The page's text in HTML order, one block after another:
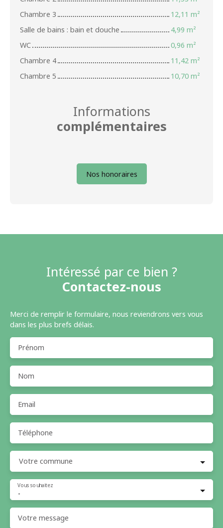
Chambre 3
12,11 m²
Salle de bains : bain et douche
4,99 m²
WC
0,96 m²
Chambre 4
11,42 m²
Chambre 5
10,70 m²
Informations
complémentaires
Nos honoraires
Intéressé par ce bien ?
Contactez-nous
Merci de remplir le formulaire, nous reviendrons vers vous
dans les plus brefs délais.
Prénom
Nom
Email
Téléphone
Votre commune
-
Vous souhaitez
Votre message